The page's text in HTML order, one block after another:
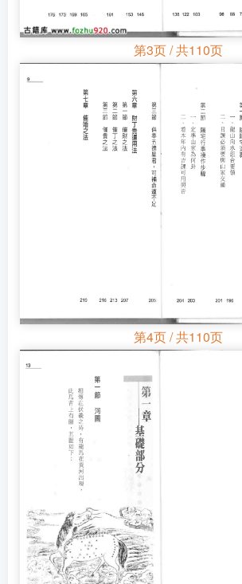
第3页 / 共110页
第4页 / 共110页